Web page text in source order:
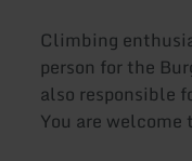
Climbing
person for the
also responsible
You are